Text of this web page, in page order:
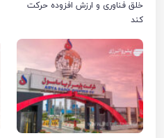
خلق فناوری و ارزش افزوده حرکت
کند